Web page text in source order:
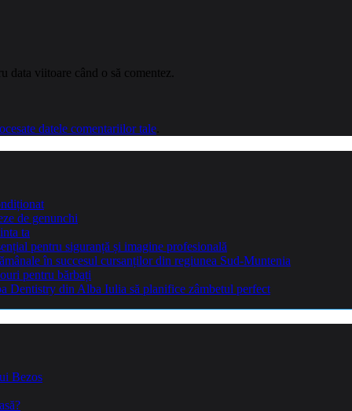
data viitoare când o să comentez.
datele comentariilor tale
de genunchi
ta
pentru siguranță și imagine profesională
în succesul cursanților din regiunea Sud-Muntenia
pentru bărbați
Dentistry din Alba Iulia să planifice zâmbetul perfect
Bezos